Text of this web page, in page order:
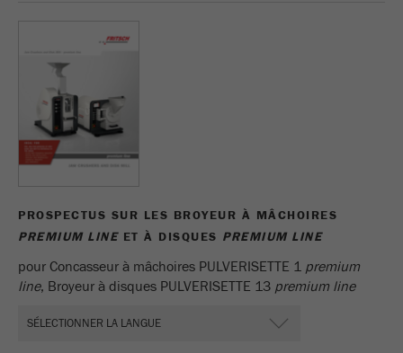
PROSPECTUS SUR LES BROYEUR À MÂCHOIRES
PREMIUM LINEET À DISQUES PREMIUM LINE
pour Concasseur à mâchoires PULVERISETTE 1 premium
line, Broyeur à disques PULVERISETTE 13 premium line